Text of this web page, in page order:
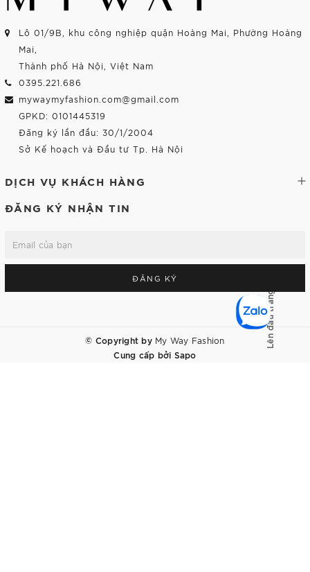
Lô 01/9B, khu công nghiệp quận Hoàng Mai, Phường Hoàng
Mai,
Thành phố Hà Nội, Việt Nam
0395.221.686
mywaymyfashion.com@gmail.com
GPKD: 0101445319
Đăng ký lần đầu: 30/1/2004
Sở Kế hoạch và Đầu tư Tp. Hà Nội
DỊCH VỤ KHÁCH HÀNG
ĐĂNG KÝ NHẬN TIN
ĐĂNG KÝ
© Copyright by My Way Fashion
Cung cấp bởi Sapo
Lên đầu trang